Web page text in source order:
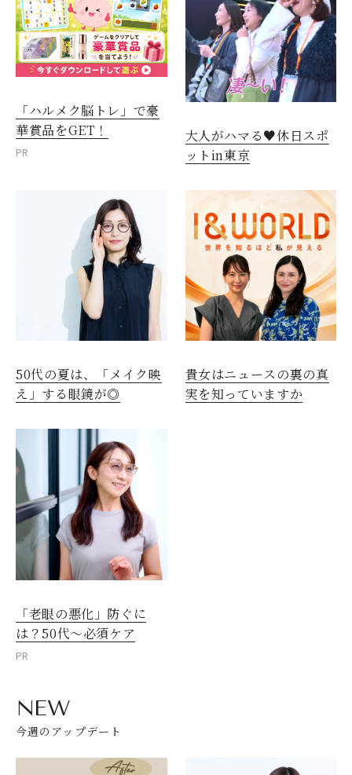
「ハルメク脳トレ」で豪
華賞品をGET！
PR
大人がハマる♥休日スポ
ットin東京
50代の夏は、「メイク映
え」する眼鏡が◎
貴女はニュースの裏の真
実を知っていますか
「老眼の悪化」防ぐに
は？50代～必須ケア
PR
NEW
今週のアップデート